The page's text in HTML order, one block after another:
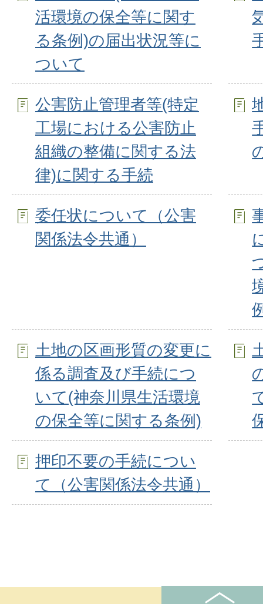
活環境の保全等に関す
る条例)の届出状況等に
ついて
公害防止管理者等(特定
工場における公害防止
組織の整備に関する法
律)に関する手続
委任状について（公害
関係法令共通）
土地の区画形質の変更に
係る調査及び手続につ
いて(神奈川県生活環境
の保全等に関する条例)
押印不要の手続につい
て（公害関係法令共通）